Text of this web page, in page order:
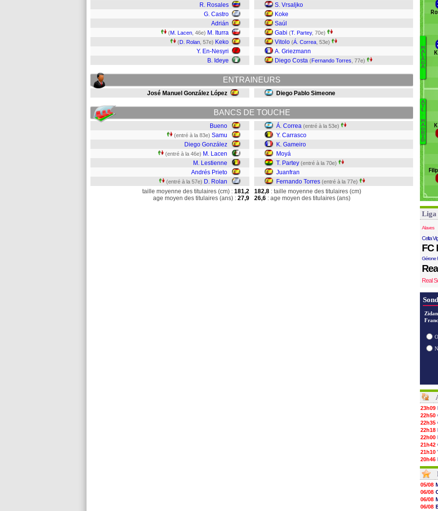
R. Rosales
G. Castro
Adrián
(M. Lacen , 46e) M. Iturra
(D. Rolan , 57e) Keko
Y. En-Nesyri
B. Ideye
S. Vrsaljko
Koke
Saúl
Gabi (T. Partey, 70e)
Vitolo (Á. Correa , 53e)
A. Griezmann
Diego Costa (Fernando Torres , 77e)
ENTRAINEURS
José Manuel González López Diego Pablo Simeone
BANCS DE TOUCHE
Bueno
(entré à la 83e) Samu
Diego González
(entré à la 46e) M. Lacen
M. Lestienne
Andrés Prieto
(entré à la 57e) D. Rolan
Á. Correa (entré à la 53e)
Y. Carrasco
K. Gameiro
Moyá
T. Partey (entré à la 70e)
Juanfran
Fernando Torres (entré à la 77e)
taille moyenne des titulaires (cm) : 181,2
age moyen des titulaires (ans) : 27,9
182,8 : taille moyenne des titulaires (cm)
26,6 : age moyen des titulaires (ans)
M
A
L
A
G
A
A
T
L
.
M
A
D
R
I
D
Liga
Alaves
Celta
FC
Gérone
Real
23h09
22h50
22h35
22h18
22h00
21h42
21h10
20h46
20h30
20h01
19h18
19h09
18h48
18h37
05/08
06/08
06/08
06/08